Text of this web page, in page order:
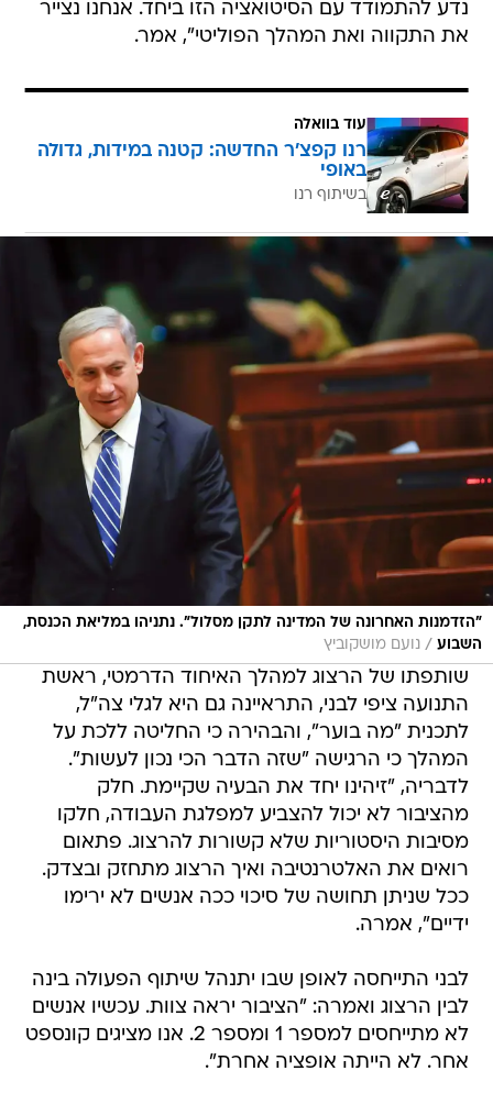
נדע להתמודד עם הסיטואציה הזו ביחד. אנחנו נצייר
את התקווה ואת המהלך הפוליטי", אמר.
עוד בוואלה
רנו קפצ'ר החדשה: קטנה במידות, גדולה
באופי
בשיתוף רנו
"הזדמנות האחרונה של המדינה לתקן מסלול". נתניהו במליאת הכנסת,
השבוע / נועם מושקוביץ
שותפתו של הרצוג למהלך האיחוד הדרמטי, ראשת
התנועה ציפי לבני, התראיינה גם היא לגלי צה"ל,
לתכנית "מה בוער", והבהירה כי החליטה ללכת על
המהלך כי הרגישה "שזה הדבר הכי נכון לעשות".
לדבריה, "זיהינו יחד את הבעיה שקיימת. חלק
מהציבור לא יכול להצביע למפלגת העבודה, חלקו
מסיבות היסטוריות שלא קשורות להרצוג. פתאום
רואים את האלטרנטיבה ואיך הרצוג מתחזק ובצדק.
ככל שניתן תחושה של סיכוי ככה אנשים לא ירימו
ידיים", אמרה.
לבני התייחסה לאופן שבו יתנהל שיתוף הפעולה בינה
לבין הרצוג ואמרה: "הציבור יראה צוות. עכשיו אנשים
לא מתייחסים למספר 1 ומספר 2. אנו מציגים קונספט
אחר. לא הייתה אופציה אחרת".